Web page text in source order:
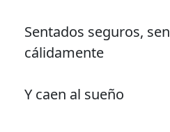
Sentados seguros,
cálidamente
Y caen al sueño